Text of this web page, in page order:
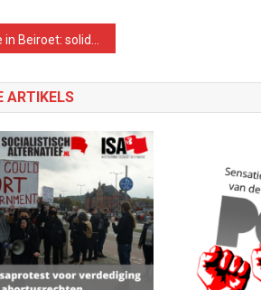
met de Libanese bevolking, de corrupte elite moet weg!
ARTIKELS